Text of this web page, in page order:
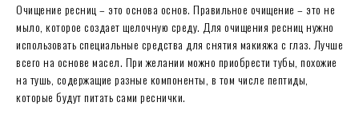
Очищение ресниц – это основа основ. Правильное очищение – это не
мыло, которое создает щелочную среду. Для очищения ресниц нужно
использовать специальные средства для снятия макияжа с глаз. Лучше
всего на основе масел. При желании можно приобрести тубы, похожие
на тушь, содержащие разные компоненты, в том числе пептиды,
которые будут питать сами реснички.